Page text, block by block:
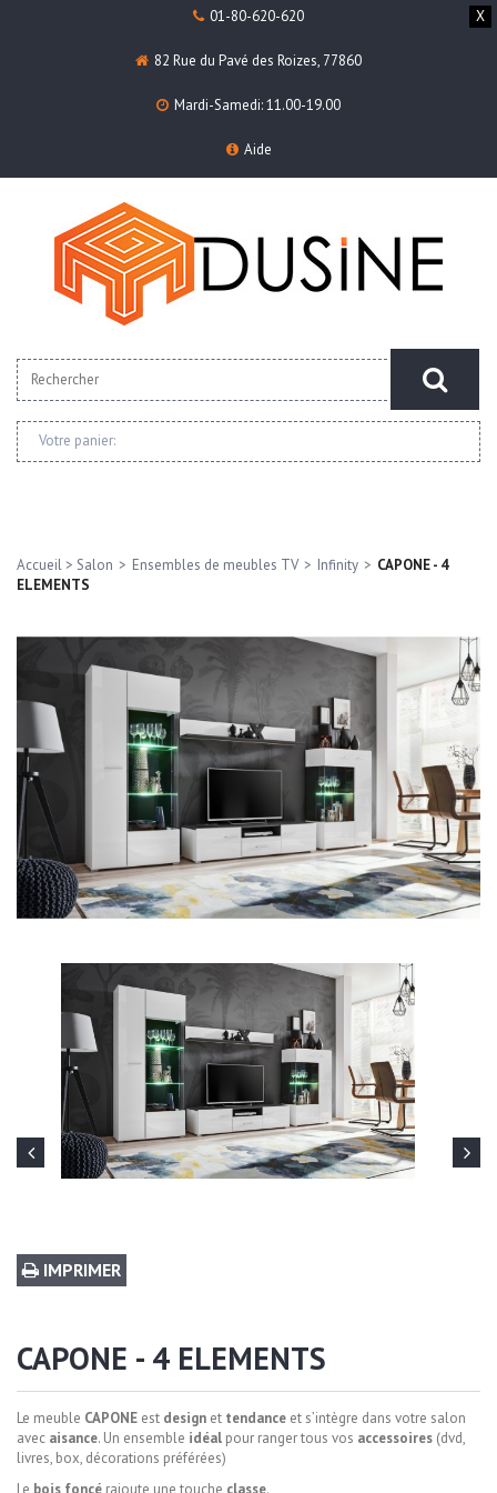
X
01-80-620-620
82 Rue du Pavé des Roizes, 77860
Mardi-Samedi: 11.00-19.00
Aide
Votre panier:
Accueil > Salon > Ensembles de meubles TV > Infinity > CAPONE - 4
ELEMENTS
IMPRIMER
CAPONE - 4 ELEMENTS
Le meuble CAPONE est design et tendance et s’intègre dans votre salon
avec aisance. Un ensemble idéal pour ranger tous vos accessoires (dvd,
livres, box, décorations préférées)